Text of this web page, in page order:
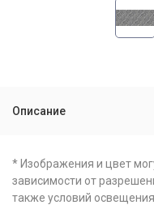
Описание
* Изображения и цвет
зависимости от
также условий